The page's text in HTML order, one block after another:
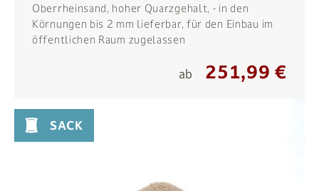
Oberrheinsand, hoher Quarzgehalt, - in den
Körnungen bis 2 mm lieferbar, für den Einbau im
öffentlichen Raum zugelassen
ab 251,99 €
SACK